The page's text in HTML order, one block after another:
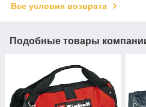
Все условия возврата
Подобные товары